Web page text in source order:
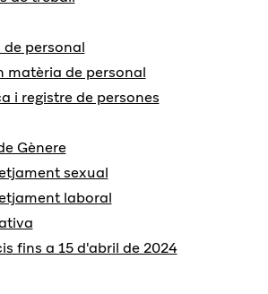
personal
matèria de personal
i registre de persones
Gènere
sexual
laboral
fins a 15 d'abril de 2024